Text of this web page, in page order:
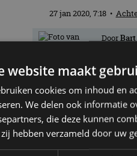
27 jan 2020, 7:18 •
DoorBart
Expo
worden bezocht.
ja, een bezoek
website maakt
cookies om inhoud en
We delen ook informatie
die deze kunnen
hebben verzameld door uw